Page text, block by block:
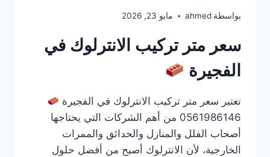
بواسطة ahmed مايو 23, 2026
سعر متر تركيب الانترلوك في
الفجيرة
تعتبر سعر متر تركيب الانترلوك في الفجيرة
0561986146 من أهم الشركات التي يحتاجها
أصحاب الفلل والمنازل والحدائق والممرات
الخارجية، لأن الانترلوك أصبح من أفضل حلول